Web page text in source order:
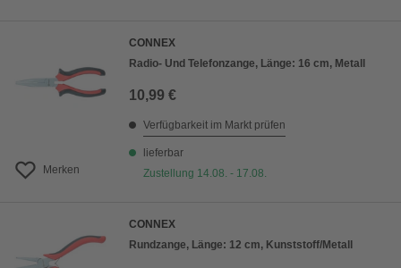
Merken
CONNEX
Radio- Und Telefonzange, Länge: 16 cm, Metall
10,99 €
Verfügbarkeit im Markt prüfen
lieferbar
Zustellung 14.08. - 17.08.
CONNEX
Rundzange, Länge: 12 cm, Kunststoff/Metall